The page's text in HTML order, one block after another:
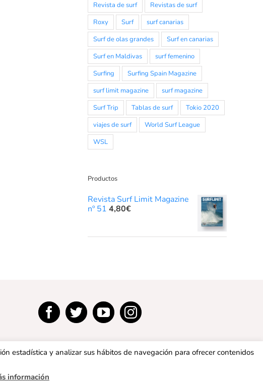
Revista de surf
Revistas de surf
Roxy
Surf
surf canarias
Surf de olas grandes
Surf en canarias
Surf en Maldivas
surf femenino
Surfing
Surfing Spain Magazine
surf limit magazine
surf magazine
Surf Trip
Tablas de surf
Tokio 2020
viajes de surf
World Surf League
WSL
Productos
Revista Surf Limit Magazine
nº 51 4,80€
estadística y analizar sus hábitos de navegación para ofrecer contenidos
información